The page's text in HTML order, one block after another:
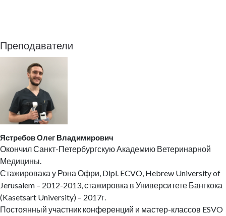
Преподаватели
Ястребов Олег Владимирович
Окончил Санкт-Петербургскую Академию Ветеринарной
Медицины.
Стажировака у Рона Офри, Dipl. ECVO, Hebrew University of
Jerusalem – 2012-2013, стажировка в Университете Бангкока
(Kasetsart University) – 2017г.
Постоянный участник конференций и мастер-классов ESVO